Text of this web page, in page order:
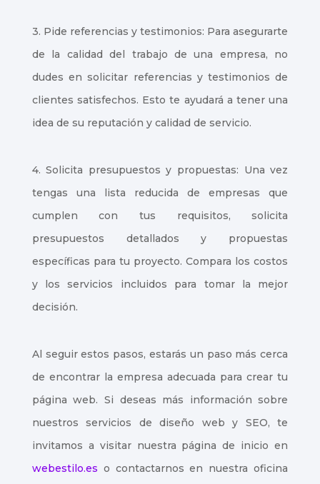
3. Pide referencias y testimonios: Para asegurarte
de la calidad del trabajo de una empresa, no
dudes en solicitar referencias y testimonios de
clientes satisfechos. Esto te ayudará a tener una
idea de su reputación y calidad de servicio.
4. Solicita presupuestos y propuestas: Una vez
tengas una lista reducida de empresas que
cumplen con tus requisitos, solicita
presupuestos detallados y propuestas
específicas para tu proyecto. Compara los costos
y los servicios incluidos para tomar la mejor
decisión.
Al seguir estos pasos, estarás un paso más cerca
de encontrar la empresa adecuada para crear tu
página web. Si deseas más información sobre
nuestros servicios de diseño web y SEO, te
invitamos a visitar nuestra página de inicio en
webestilo.es o contactarnos en nuestra oficina